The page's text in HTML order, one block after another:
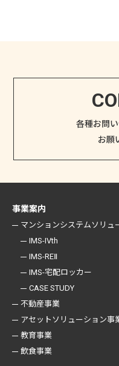
各種お問
お願
事業案内
マンションシステムソリュ
IMS-IVth
IMS-REⅡ
IMS-宅配ロッカー
CASE STUDY
不動産事業
アセットソリューション事
教育事業
飲食事業